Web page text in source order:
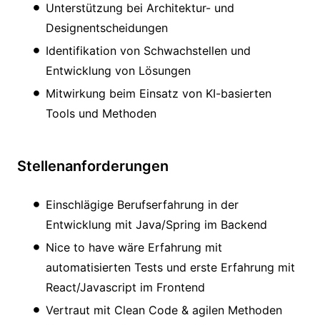
Unterstützung bei Architektur- und
Designentscheidungen
Identifikation von Schwachstellen und
Entwicklung von Lösungen
Mitwirkung beim Einsatz von KI-basierten
Tools und Methoden
Stellenanforderungen
Einschlägige Berufserfahrung in der
Entwicklung mit Java/Spring im Backend
Nice to have wäre Erfahrung mit
automatisierten Tests und erste Erfahrung mit
React/Javascript im Frontend
Vertraut mit Clean Code & agilen Methoden